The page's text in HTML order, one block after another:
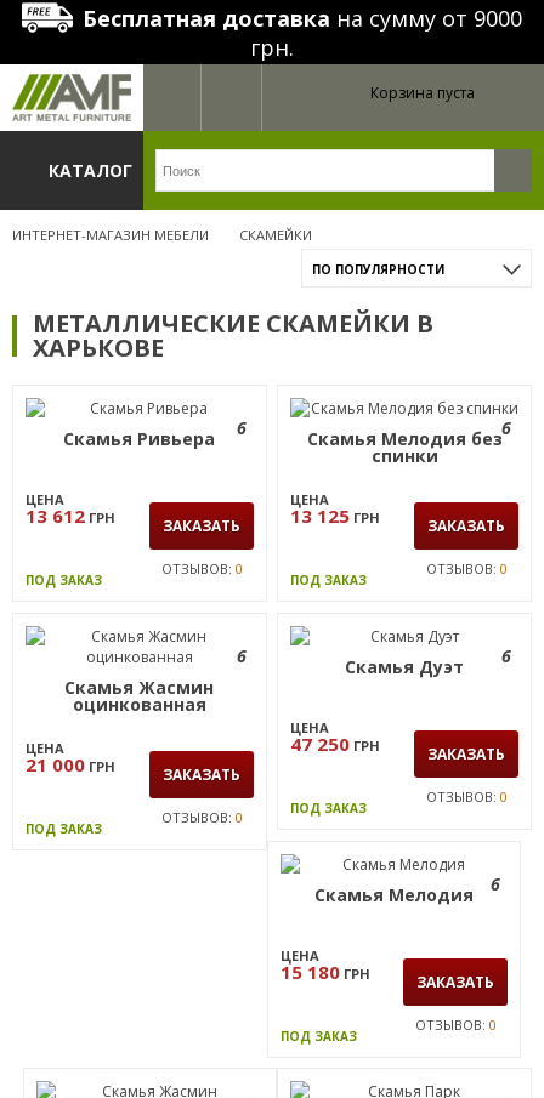
Бесплатная доставка на сумму от 9000
грн.
Корзина пуста
КАТАЛОГ
ИНТЕРНЕТ-МАГАЗИН МЕБЕЛИ СКАМЕЙКИ
ПО ПОПУЛЯРНОСТИ
МЕТАЛЛИЧЕСКИЕ СКАМЕЙКИ В
ХАРЬКОВЕ
6
Скамья Ривьера
ЦЕНА
13 612 ГРН ЗАКАЗАТЬ
ПОД ЗАКАЗ
ОТЗЫВОВ: 0
6
Скамья Мелодия без
спинки
ЦЕНА
13 125 ГРН ЗАКАЗАТЬ
ПОД ЗАКАЗ
ОТЗЫВОВ: 0
6
Скамья Жасмин
оцинкованная
ЦЕНА
21 000 ГРН ЗАКАЗАТЬ
ПОД ЗАКАЗ
ОТЗЫВОВ: 0
6
Скамья Дуэт
ЦЕНА
47 250 ГРН ЗАКАЗАТЬ
ПОД ЗАКАЗ
ОТЗЫВОВ: 0
6
Скамья Мелодия
ЦЕНА
15 180 ГРН ЗАКАЗАТЬ
ПОД ЗАКАЗ
ОТЗЫВОВ:0